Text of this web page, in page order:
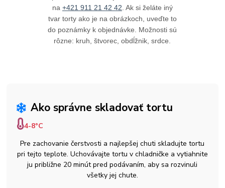
na +421 911 21 42 42 . Ak si želáte iný
tvar torty ako je na obrázkoch, uveďte to
do poznámky k objednávke. Možnosti sú
rôzne: kruh, štvorec, obdĺžnik, srdce.
Ako správne skladovať tortu
4-8°C
Pre zachovanie čerstvosti a najlepšej chuti skladujte tortu
pri tejto teplote. Uchovávajte tortu v chladničke a vytiahnite
ju približne 20 minút pred podávaním, aby sa rozvinuli
všetky jej chute.